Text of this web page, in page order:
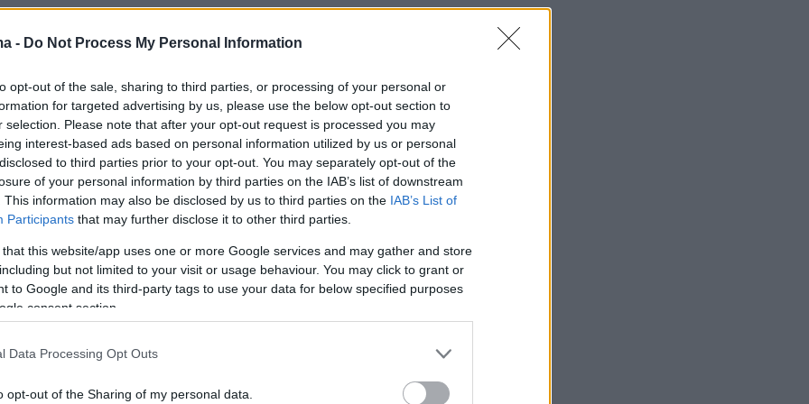
- Do Not Process My Personal Information
opt-out of the sale, sharing to third parties, or processing of your personal or
for targeted advertising by us, please use the below opt-out section to
selection. Please note that after your opt-out request is processed you may
interest-based ads based on personal information utilized by us or personal
to third parties prior to your opt-out. You may separately opt-out of the
of your personal information by third parties on the IAB’s list of downstream
This information may also be disclosed by us to third parties on the IAB’s List of
Participants that may further disclose it to other third parties.
that this website/app uses one or more Google services and may gather and store
but not limited to your visit or usage behaviour. You may click to grant or
to Google and its third-party tags to use your data for below specified purposes
consent section.
Data Processing Opt Outs
opt-out of the Sharing of my personal data.
στοygeiamou.gr
protothema.gr στο Google Newsκαι μάθετε πρώτοι
Ειδήσειςαπό την Ελλάδα και τον Κόσμο, τη
στο Protothema.gr
Ειδήσεις Δημοφιλή Σχολιασμένα
μας να πιει κρύο
επιβάλει και αυτή έλεγχους στα